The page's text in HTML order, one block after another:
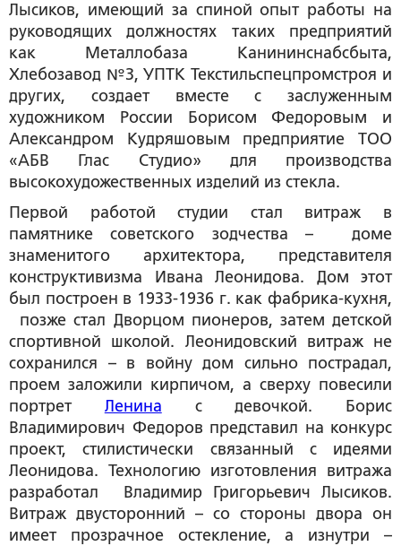
Лысиков, имеющий за спиной опыт работы на
руководящих должностях таких предприятий
как Металлобаза Канининснабсбыта,
Хлебозавод №3, УПТК Текстильспецпромстроя и
других, создает вместе с заслуженным
художником России Борисом Федоровым и
Александром Кудряшовым предприятие ТОО
«АБВ Глас Студио» для производства
высокохудожественных изделий из стекла.
Первой работой студии стал витраж в
памятнике советского зодчества – доме
знаменитого архитектора, представителя
конструктивизма Ивана Леонидова. Дом этот
был построен в 1933-1936 г. как фабрика-кухня,
позже стал Дворцом пионеров, затем детской
спортивной школой. Леонидовский витраж не
сохранился – в войну дом сильно пострадал,
проем заложили кирпичом, а сверху повесили
портрет Ленина с девочкой. Борис
Владимирович Федоров представил на конкурс
проект, стилистически связанный с идеями
Леонидова. Технологию изготовления витража
разработал Владимир Григорьевич Лысиков.
Витраж двусторонний – со стороны двора он
имеет прозрачное остекление, а изнутри –